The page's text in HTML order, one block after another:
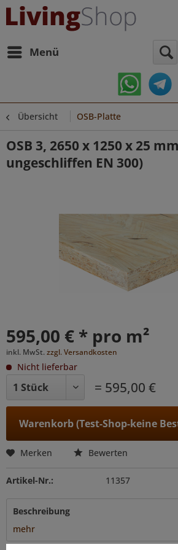
Menü
Übersicht OSB-Platte
OSB 3, 2650 x 1250 x 25
ungeschliffen EN 300)
595,00 € * pro m²
inkl. MwSt. zzgl. Versandkosten
Nicht lieferbar
= 595,00 €
Warenkorb (Test-Shop-keine
Merken Bewerten
Artikel-Nr.: 11357
Beschreibung
mehr